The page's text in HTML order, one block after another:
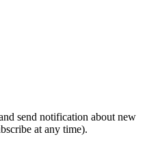
send notification about new
at any time).